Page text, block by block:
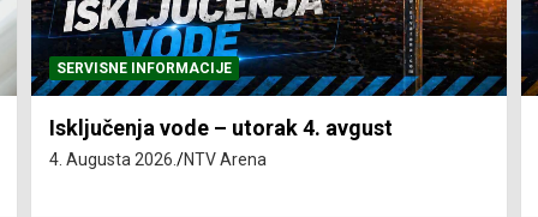
SERVISNE INFORMACIJE
Isključenja vode – utorak 4. avgust
4. Augusta 2026. NTV Arena